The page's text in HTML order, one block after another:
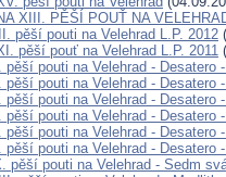
XIII. PĚŠÍ POUŤ NA
pěší pouti na Velehrad L.P. 2012
pěší pouť na Velehrad L.P. 2011
pěší pouti na Velehrad - Desatero
pěší pouti na Velehrad - Desatero
pěší pouti na Velehrad - Desatero
pěší pouti na Velehrad - Desatero
pěší pouti na Velehrad - Desatero
pěší pouti na Velehrad - Desatero
pěší pouti na Velehrad - Sedm